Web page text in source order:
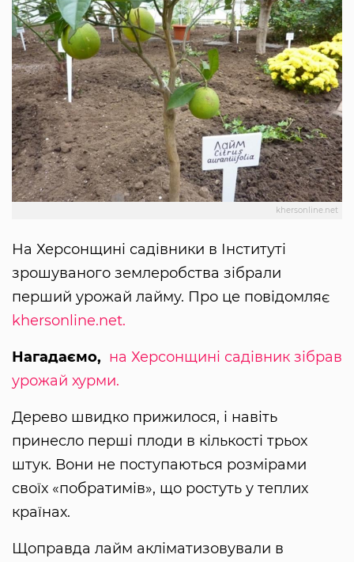
khersonline.net
На Херсонщині садівники в Інституті
зрошуваного землеробства зібрали
перший урожай лайму. Про це повідомляє
khersonline.net.
Нагадаємо, на Херсонщині садівник зібрав
урожай хурми.
Дерево швидко прижилося, і навіть
принесло перші плоди в кількості трьох
штук. Вони не поступаються розмірами
своїх «побратимів», що ростуть у теплих
країнах.
Щоправда лайм акліматизовували в